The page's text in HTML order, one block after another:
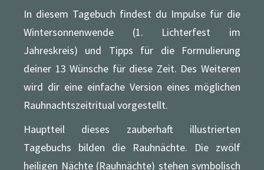
In diesem Tagebuch findest du Impulse für die
Wintersonnenwende (1. Lichterfest im
Jahreskreis) und Tipps für die Formulierung
deiner 13 Wünsche für diese Zeit. Des Weiteren
wird dir eine einfache Version eines möglichen
Rauhnachtszeitritual vorgestellt.
Hauptteil dieses zauberhaft illustrierten
Tagebuchs bilden die Rauhnächte. Die zwölf
heiligen Nächte (Rauhnächte) stehen symbolisch